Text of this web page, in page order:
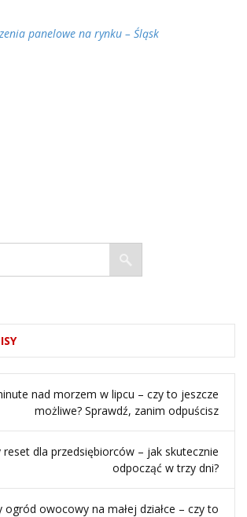
panelowe na rynku – Śląsk
nad morzem w lipcu – czy to jeszcze
możliwe? Sprawdź, zanim odpuścisz
reset dla przedsiębiorców – jak skutecznie
odpocząć w trzy dni?
ogród owocowy na małej działce – czy to